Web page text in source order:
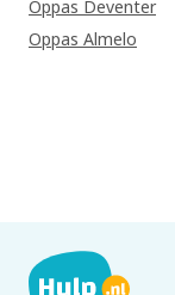
Oppas Deventer
Oppas Almelo